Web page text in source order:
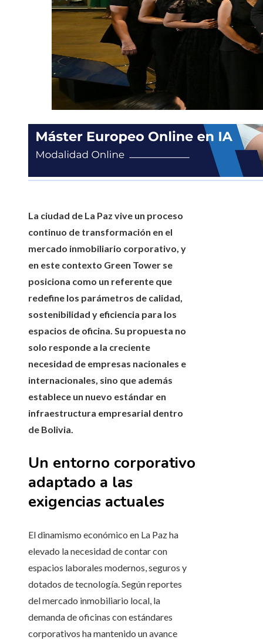
La ciudad de La Paz vive un proceso
continuo de transformación en el
mercado inmobiliario corporativo, y
en este contexto Green Tower se
posiciona como un referente que
redefine los parámetros de calidad,
sostenibilidad y eficiencia para los
espacios de oficina. Su propuesta no
solo responde a la creciente
necesidad de empresas nacionales e
internacionales, sino que además
establece un nuevo estándar en
infraestructura empresarial dentro
de Bolivia.
Un entorno corporativo
adaptado a las
exigencias actuales
El dinamismo económico en La Paz ha
elevado la necesidad de contar con
espacios laborales modernos, seguros y
dotados de tecnología. Según reportes
del mercado inmobiliario local, la
demanda de oficinas con estándares
corporativos ha mantenido un avance